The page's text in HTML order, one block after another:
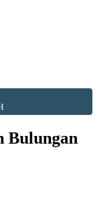
Bulungan